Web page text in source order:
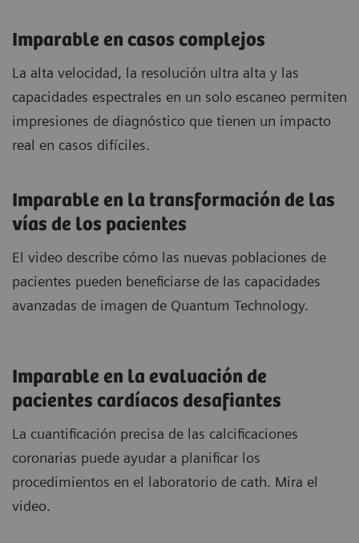
Imparable en casos complejos
La alta velocidad, la resolución ultra alta y las
capacidades espectrales en un solo escaneo permiten
impresiones de diagnóstico que tienen un impacto
real en casos difíciles.
Imparable en la transformación de las
vías de los pacientes
El video describe cómo las nuevas poblaciones de
pacientes pueden beneficiarse de las capacidades
avanzadas de imagen de Quantum Technology.
Imparable en la evaluación de
pacientes cardíacos desafiantes
La cuantificación precisa de las calcificaciones
coronarias puede ayudar a planificar los
procedimientos en el laboratorio de cath. Mira el
video.